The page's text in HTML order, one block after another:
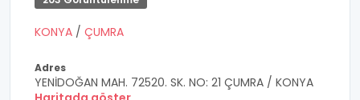
KONYA / ÇUMRA
Adres
YENİDOĞAN MAH. 72520. SK. NO: 21 ÇUMRA / KONYA